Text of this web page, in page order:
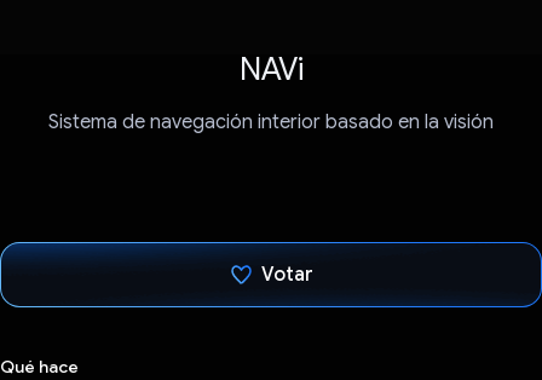
NAVi
Sistema de navegación interior basado en la visión
Votar
Qué hace